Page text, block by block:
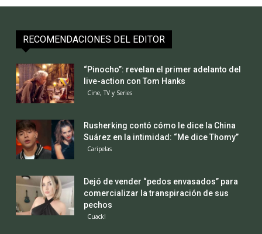
RECOMENDACIONES DEL EDITOR
“Pinocho”: revelan el primer adelanto del
live-action con Tom Hanks
Cine, TV y Series
Rusherking contó cómo le dice la China
Suárez en la intimidad: “Me dice Thomy”
Caripelas
Dejó de vender “pedos envasados” para
comercializar la transpiración de sus
pechos
Cuack!